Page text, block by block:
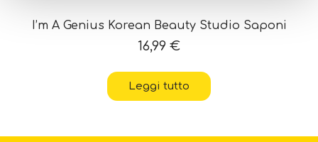
I’m A Genius Korean Beauty Studio Saponi
16,99 €
Leggi tutto